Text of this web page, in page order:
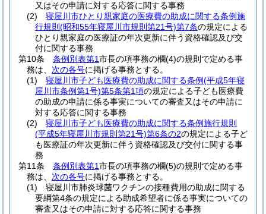
又はその申請に対する応答に関する事務
(2)
寝屋川市ひとり親家庭の医療費の助成に関する条例施
行規則 (昭和55年寝屋川市規則第21号)第7条の規定による
ひとり親家庭の医療証の年次更新に伴う資格確認及び交
付に関する事務
第10条
条例別表第1市長の項事務の欄(4)の規則で定める事
務は、 次の各号に掲げる事務とする。
(1)
寝屋川市子ども医療費の助成に関する条例(平成5年寝
屋川市条例第1号)第5条第1項の規定による子ども医療費
の助成の申請に係る事実についての審査又はその申請に
対する応答に関する事務
(2)
寝屋川市子ども医療費の助成に関する条例施行規則
(平成5年寝屋川市規則第21号)第6条の2の規定による子ど
も医療証の年次更新に伴う資格確認及び交付に関する事
務
第11条
条例別表第1市長の項事務の欄(5)の規則で定める事
務は、 次の各号に掲げる事務とする。
(1)
寝屋川市肺炎球菌ワクチンの接種費用の助成に関する
要綱第4条の規定による助成希望者に係る事実についての
審査又はその申請に対する応答に関する事務